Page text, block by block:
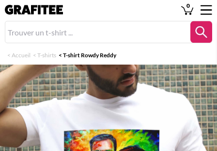
0
< Accueil < T-shirts < T-shirt Rowdy Reddy